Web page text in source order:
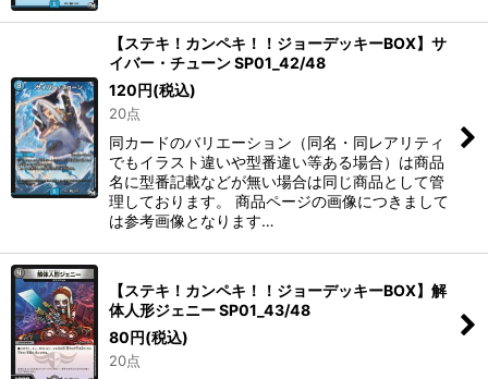
【ステキ！カンペキ！！ジョーデッキーBOX】サ
イバー・チューン SP01_42/48
120円(税込)
20点
同カードのバリエーション（同名・同レアリティ
でもイラスト違いや型番違い等ある場合）は商品
名に型番記載などが無い場合は同じ商品として管
理しております。 商品ページの画像につきまして
は参考画像となります…
【ステキ！カンペキ！！ジョーデッキーBOX】解
体人形ジェニー SP01_43/48
80 円(税込)
20点